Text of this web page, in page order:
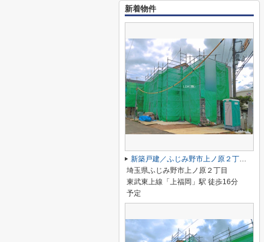
新着物件
新築戸建／ふじみ野市上ノ原２丁目（全2棟）
埼玉県ふじみ野市上ノ原２丁目
東武東上線「上福岡」駅 徒歩16分
予定